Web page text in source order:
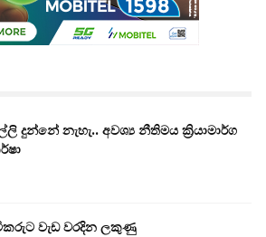
දුන්නේ නැහැ.. අවශ්‍ය නීතිමය ක්‍රියාමාර්ග
වැඩ වරදින ලකුණු